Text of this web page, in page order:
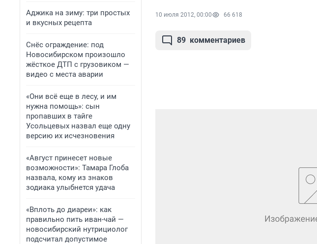
Аджика на зиму: три простых
и вкусных рецепта
Снёс ограждение: под
Новосибирском произошло
жёсткое ДТП с грузовиком —
видео с места аварии
«Они всё еще в лесу, и им
нужна помощь»: сын
пропавших в тайге
Усольцевых назвал еще одну
версию их исчезновения
«Август принесет новые
возможности»: Тамара Глоба
назвала, кому из знаков
зодиака улыбнется удача
«Вплоть до диареи»: как
правильно пить иван-чай —
новосибирский нутрициолог
подсчитал допустимое
10 июля 2012, 00:00 66 618
89 комментариев